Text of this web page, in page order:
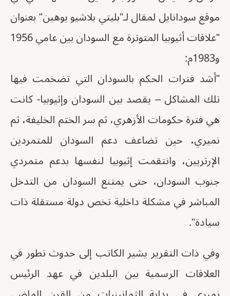
موقع سودانايل لمقال لـ"بليتي بلاشيو يوهين" بعنوان
"علاقات أثيوبيا المتوترة مع السودان بين عامي 1956
و1983م:
"أشد فترات الحكم بالسودان التي تضخمت فيها
تلك المشاكل – يقصد بين السودان وإثيوبيا- كانت
هي فترة حكومات الأزهري، ثم سر الختم الخليفة، ثم
نميري، حين تضاعف دعم السودان للمتمردين
الإرتريين، وانتقمت إثيوبيا لنفسها بدعم متمردي
جنوب السودان، حتى يمتنع السودان من التدخل
المباشر في مشكلة داخلية تخص دولة مستقلة ذات
سيادة".
وفي ذات التقرير يشير الكاتب إلى حدوث تطور في
العلاقات الرسمية بين البلدين في عهد الرئيس